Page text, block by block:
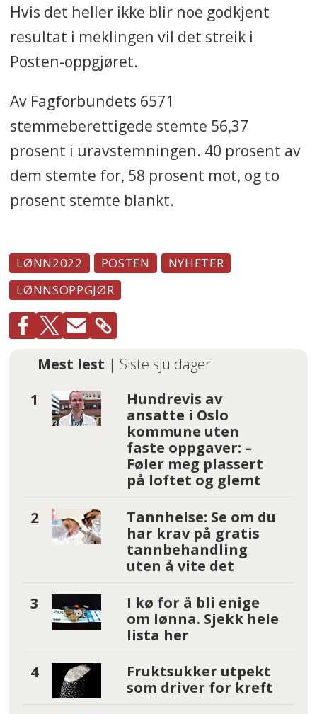
Hvis det heller ikke blir noe godkjent
resultat i meklingen vil det streik i
Posten-oppgjøret.
Av Fagforbundets 6571
stemmeberettigede stemte 56,37
prosent i uravstemningen. 40 prosent av
dem stemte for, 58 prosent mot, og to
prosent stemte blankt.
LØNN2022 POSTEN
NYHETER
LØNNSOPPGJØR
Mest lest | Siste sju dager
Hundrevis av
ansatte i Oslo
kommune uten
faste oppgaver: –
Føler meg plassert
på loftet og glemt
Tannhelse: Se om du
har krav på gratis
tannbehandling
uten å vite det
I kø for å bli enige
om lønna. Sjekk hele
lista her
Fruktsukker utpekt
som driver for kreft